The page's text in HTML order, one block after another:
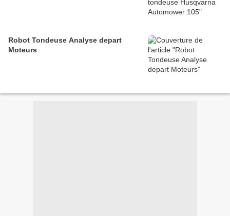
Robot Tondeuse Analyse depart
Moteurs